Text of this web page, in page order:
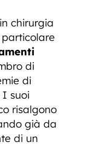
chirurgia
di
di
suoi
risalgono
già da
di un